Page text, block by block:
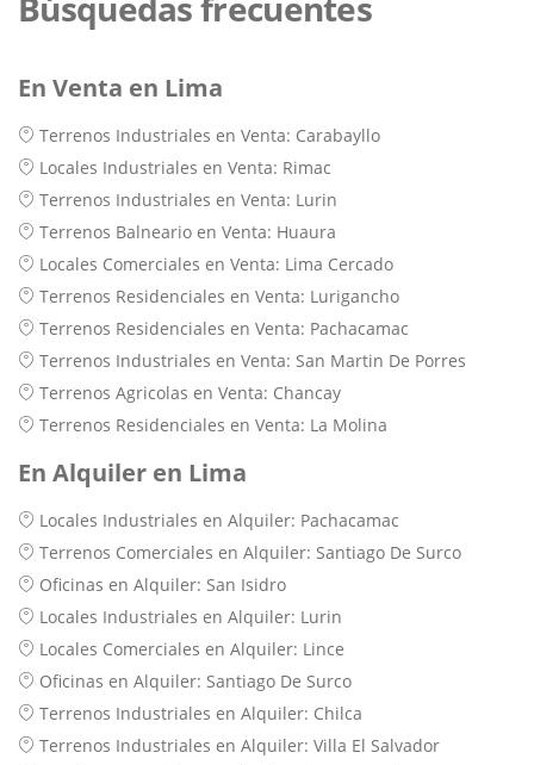
En Venta en Lima
Terrenos Industriales en Venta: Carabayllo
Locales Industriales en Venta: Rimac
Terrenos Industriales en Venta: Lurin
Terrenos Balneario en Venta: Huaura
Locales Comerciales en Venta: Lima Cercado
Terrenos Residenciales en Venta: Lurigancho
Terrenos Residenciales en Venta: Pachacamac
Terrenos Industriales en Venta: San Martin De Porres
Terrenos Agricolas en Venta: Chancay
Terrenos Residenciales en Venta: La Molina
En Alquiler en Lima
Locales Industriales en Alquiler: Pachacamac
Terrenos Comerciales en Alquiler: Santiago De Surco
Oficinas en Alquiler: San Isidro
Locales Industriales en Alquiler: Lurin
Locales Comerciales en Alquiler: Lince
Oficinas en Alquiler: Santiago De Surco
Terrenos Industriales en Alquiler: Chilca
Terrenos Industriales en Alquiler: Villa El Salvador